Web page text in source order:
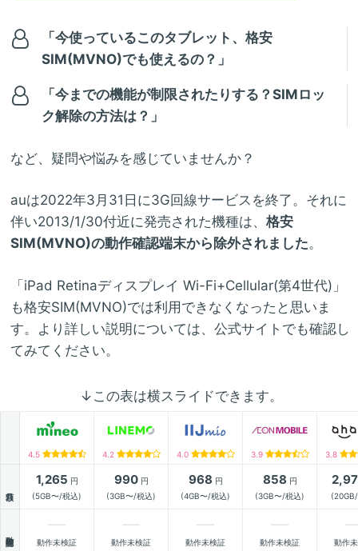
「今使っているこのタブレット、格安
SIM(MVNO)でも使えるの？」
「今までの機能が制限されたりする？SIMロッ
ク解除の方法は？」
など、疑問や悩みを感じていませんか？
auは2022年3月31日に3G回線サービスを終了。それに
伴い2013/1/30付近に発売された機種は、 格安
SIM(MVNO)の動作確認端末から除外されました。
「iPad Retinaディスプレイ Wi-Fi+Cellular(第4世代)」
も格安SIM(MVNO)では利用できなくなったと思いま
す。より詳しい説明については、公式サイトでも確認し
てみてください。
↓この表は横スライドできます。
4.5 4.2 4.0 3.9 3.8
1,265 円
(5GB〜/税込)
990円
(3GB〜/税込)
968 円
(4GB〜/税込)
858 円
(3GB〜/税込)
動作未検証 動作未検証 動作未検証 動作未検証 動作